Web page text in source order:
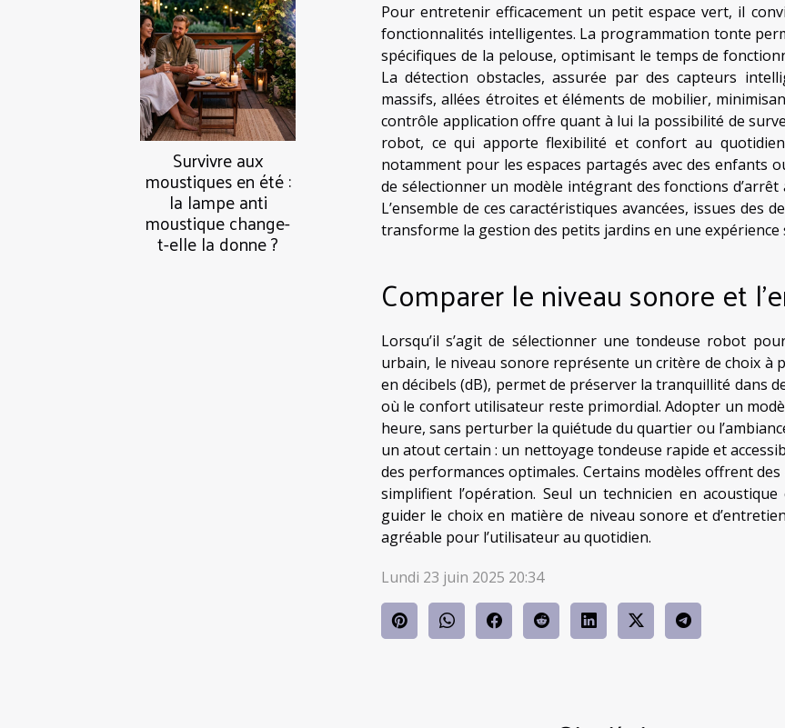
Survivre aux
moustiques en été :
la lampe anti
moustique change-
t-elle la donne ?
Pour entretenir efficacement un petit espace vert, il
fonctionnalités intelligentes. La programmation tonte
spécifiques de la pelouse, optimisant le temps de
La détection obstacles, assurée par des capteurs
massifs, allées étroites et éléments de mobilier,
contrôle application offre quant à lui la possibilité de
robot, ce qui apporte flexibilité et confort au
notamment pour les espaces partagés avec des enfants
de sélectionner un modèle intégrant des fonctions
L’ensemble de ces caractéristiques avancées, issues des
transforme la gestion des petits jardins en une expérience
Comparer le niveau sonore et
Lorsqu’il s’agit de sélectionner une tondeuse robot
urbain, le niveau sonore représente un critère de choix
en décibels (dB), permet de préserver la tranquillité dans
où le confort utilisateur reste primordial. Adopter un
heure, sans perturber la quiétude du quartier ou
un atout certain : un nettoyage tondeuse rapide et
des performances optimales. Certains modèles offrent
simplifient l’opération. Seul un technicien en
guider le choix en matière de niveau sonore et
agréable pour l’utilisateur au quotidien.
Lundi 23 juin 2025 20:34